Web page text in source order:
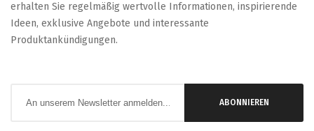
erhalten Sie regelmäßig wertvolle Informationen, inspirierende
Ideen, exklusive Angebote und interessante
Produktankündigungen.
ABONNIEREN